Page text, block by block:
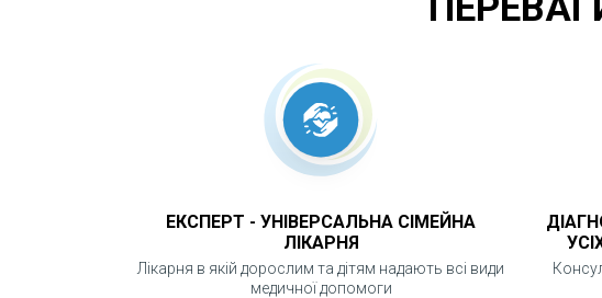
ЕКСПЕРТ - УНІВЕРСАЛЬНА СІМЕЙНА
ЛІКАРНЯ
Лікарня в якій дорослим та дітям надають всі види
медичної допомоги